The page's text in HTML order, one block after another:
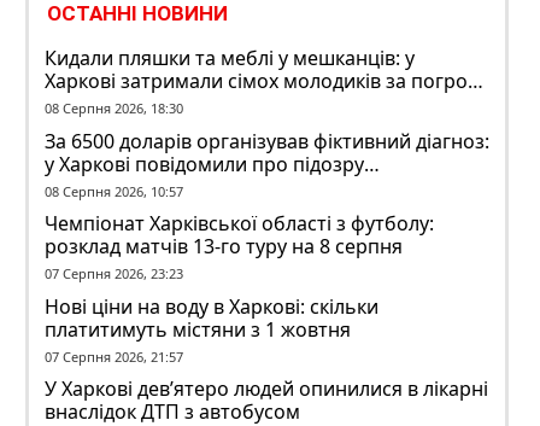
ОСТАННІ НОВИНИ
Кидали пляшки та меблі у мешканців: у
Харкові затримали сімох молодиків за погром
у гуртожитку
08 Серпня 2026, 18:30
За 6500 доларів організував фіктивний діагноз:
у Харкові повідомили про підозру
ексзавідувачу психлікарні
08 Серпня 2026, 10:57
Чемпіонат Харківської області з футболу:
розклад матчів 13-го туру на 8 серпня
07 Серпня 2026, 23:23
Нові ціни на воду в Харкові: скільки
платитимуть містяни з 1 жовтня
07 Серпня 2026, 21:57
У Харкові дев’ятеро людей опинилися в лікарні
внаслідок ДТП з автобусом